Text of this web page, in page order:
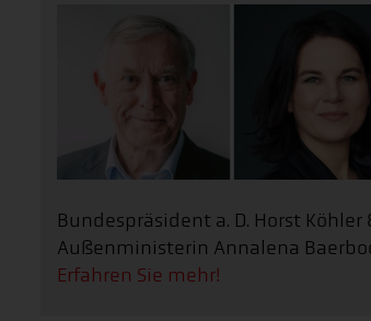
Bundespräsident a. D. Horst Köhler
Außenministerin Annalena
Erfahren Sie mehr!